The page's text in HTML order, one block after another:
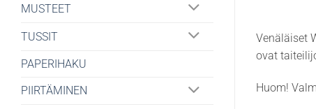
MUSTEET
TUSSIT
PAPERIHAKU
PIIRTÄMINEN
Venäläiset
ovat
Huom!